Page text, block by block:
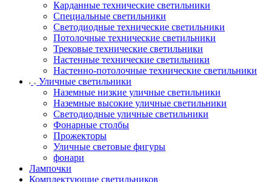
Карданные технические светильники
Специальные светильники
Светодиодные технические светильники
Потолочные технические светильники
Трековые технические светильники
Настенные технические светильники
Настенно-потолочные технические светильники
Уличные светильники
Наземные низкие уличные светильники
Наземные высокие уличные светильники
Светодиодные уличные светильники
Фонарные столбы
Прожекторы
Уличные световые фигуры
фонари
Лампочки
Комплектующие светильников